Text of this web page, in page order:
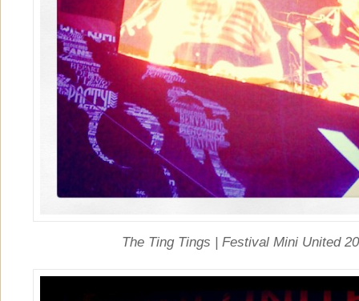
The Ting Tings | Festival Mini United